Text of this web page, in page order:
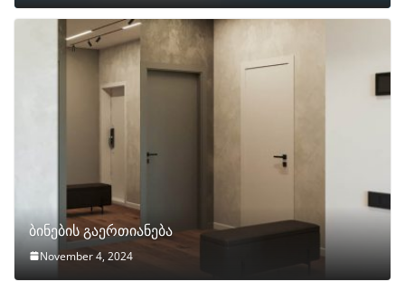
ბინების გაერთიანება
November 4, 2024